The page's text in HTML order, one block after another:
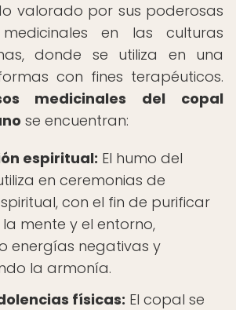
valorado por sus poderosas
en las culturas
donde se utiliza en una
con fines terapéuticos.
medicinales del copal
se encuentran:
espiritual: El humo del
en ceremonias de
con el fin de purificar
mente y el entorno,
energías negativas y
la armonía.
físicas: El copal se